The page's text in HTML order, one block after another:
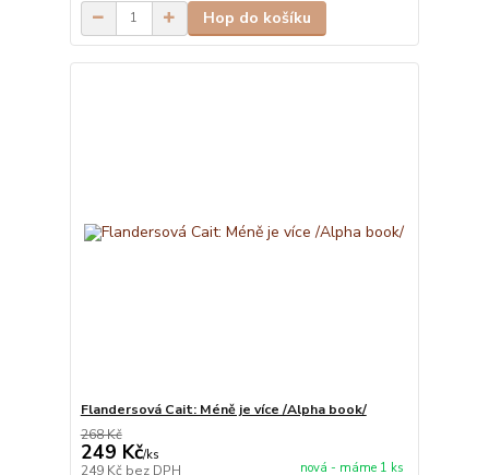
Hop do košíku
Flandersová Cait: Méně je více /Alpha book/
268 Kč
249 Kč/ks
249 Kč bez DPH nová - máme 1 ks